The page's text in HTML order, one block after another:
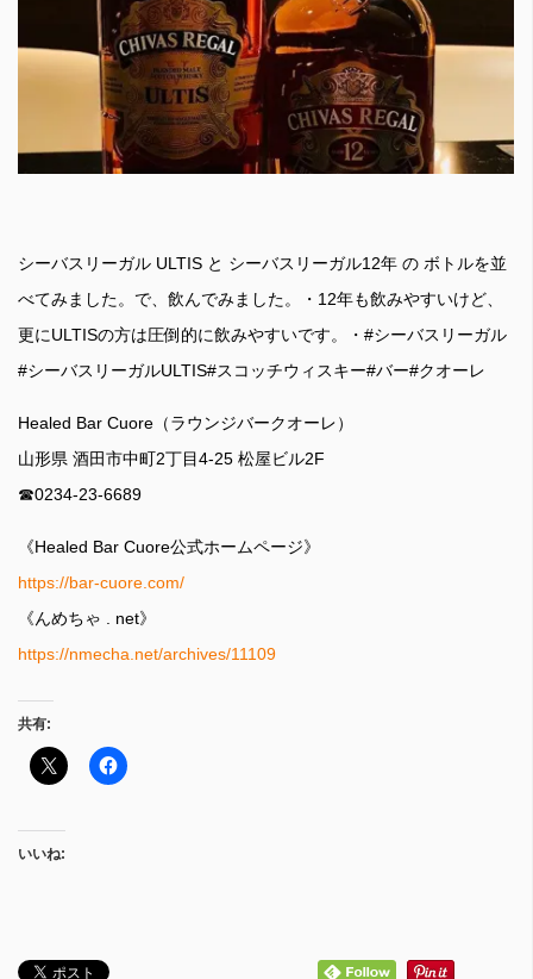
シーバスリーガル ULTIS と シーバスリーガル12年 の ボトルを並
べてみました。で、飲んでみました。・12年も飲みやすいけど、
更にULTISの方は圧倒的に飲みやすいです。・#シーバスリーガル
#シーバスリーガルULTIS#スコッチウィスキー#バー#クオーレ
Healed Bar Cuore（ラウンジバークオーレ）
山形県 酒田市中町2丁目4-25 松屋ビル2F
☎︎0234-23-6689
《Healed Bar Cuore公式ホームページ》
https://bar-cuore.com/
《んめちゃ . net》
https://nmecha.net/archives/11109
共有:
いいね: